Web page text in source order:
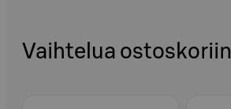
Vaihtelua ostoskoriin